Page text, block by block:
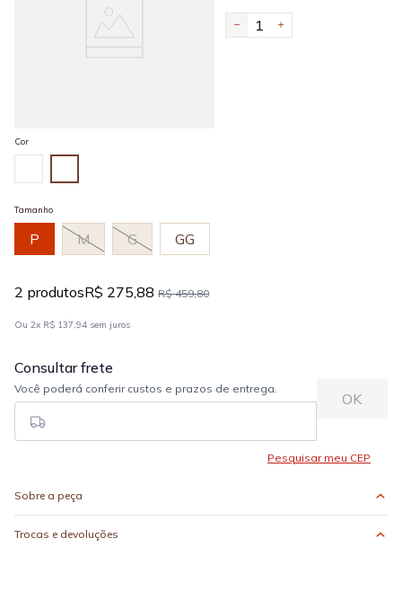
＋
－
Cor
Tamanho
P M G GG
2 produtosR$ 275,88 R$ 459,80
Ou 2x R$ 137,94 sem juros
Sobre a peça
Trocas e devoluções